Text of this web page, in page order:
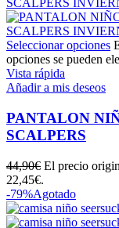
Seleccionar opciones
opciones se pueden
Vista rápida
Añadir a mis deseos
PANTALON
SCALPERS
44,90€ El precio
22,45€.
-79%Agotado